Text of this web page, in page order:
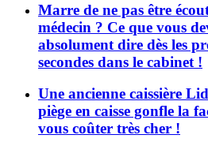
Marre de ne pas être
médecin ? Ce que vous
absolument dire dès les
secondes dans le cabinet !
Une ancienne caissière
piège en caisse gonfle la
vous coûter très cher !